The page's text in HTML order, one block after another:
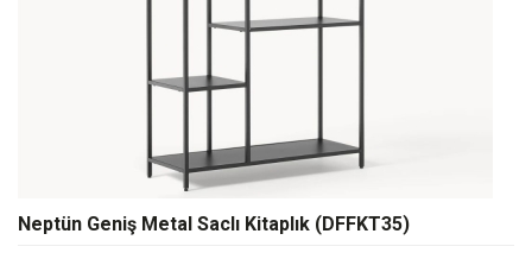
Neptün Geniş Metal Saclı Kitaplık (DFFKT35)